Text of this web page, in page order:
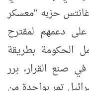
حزبه "معسكر
دعمهم لمقترح
الحكومة بطريقة
صنع القرار، برر
تمر بواحدة من